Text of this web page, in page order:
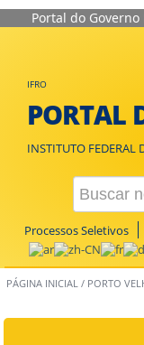
Portal do
IFRO
PORTAL
INSTITUTO FEDERAL
Processos Seletivos
PÁGINA INICIAL / PORTO